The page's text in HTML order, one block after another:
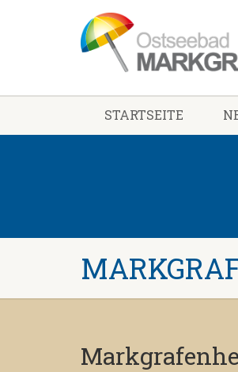
STARTSEITE